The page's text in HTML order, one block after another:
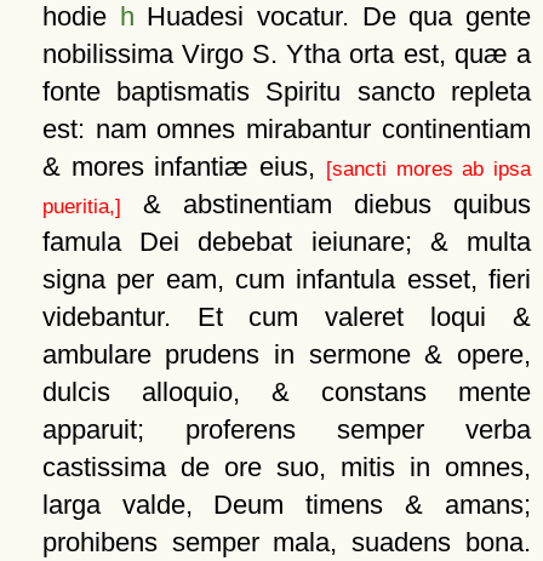
hodie h Huadesi vocatur. De qua gente
nobilissima Virgo S. Ytha orta est, quæ a
fonte baptismatis Spiritu sancto repleta
est: nam omnes mirabantur continentiam
& mores infantiæ eius,
[sancti mores ab ipsa
pueritia,]
& abstinentiam diebus quibus
famula Dei debebat ieiunare; & multa
signa per eam, cum infantula esset, fieri
videbantur. Et cum valeret loqui &
ambulare prudens in sermone & opere,
dulcis alloquio, & constans mente
apparuit; proferens semper verba
castissima de ore suo, mitis in omnes,
larga valde, Deum timens & amans;
prohibens semper mala, suadens bona.